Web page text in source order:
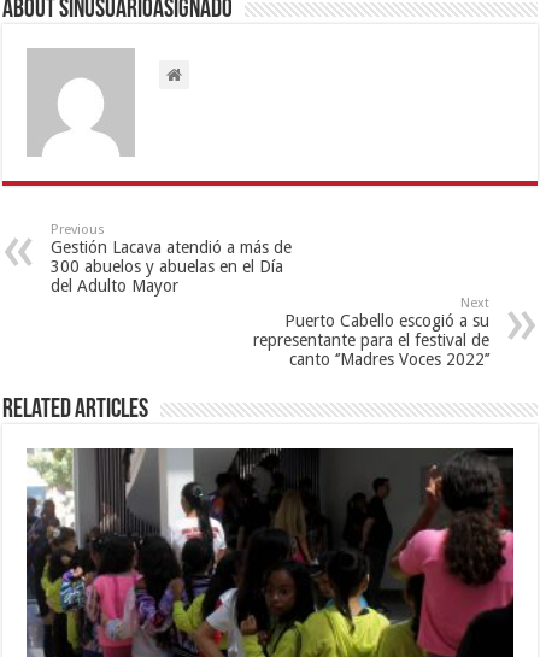
About sinusuarioasignado
Previous
Gestión Lacava atendió a más de
300 abuelos y abuelas en el Día
del Adulto Mayor
Next
Puerto Cabello escogió a su
representante para el festival de
canto ‘’Madres Voces 2022’’
Related Articles